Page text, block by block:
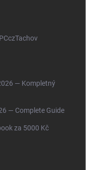
— Kompletný
— Complete Guide
za 5000 Kč